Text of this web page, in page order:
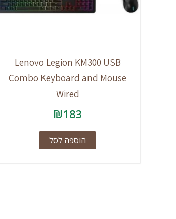
Lenovo Legion KM300 USB
Combo Keyboard and Mouse
Wired
₪183
הוספה לסל